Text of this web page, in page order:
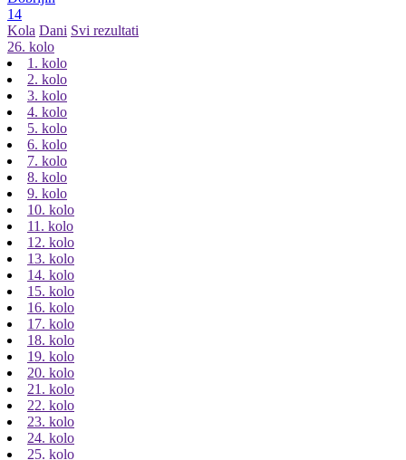
14
Kola Dani Svi rezultati
26. kolo
1. kolo
2. kolo
3. kolo
4. kolo
5. kolo
6. kolo
7. kolo
8. kolo
9. kolo
10. kolo
11. kolo
12. kolo
13. kolo
14. kolo
15. kolo
16. kolo
17. kolo
18. kolo
19. kolo
20. kolo
21. kolo
22. kolo
23. kolo
24. kolo
25. kolo